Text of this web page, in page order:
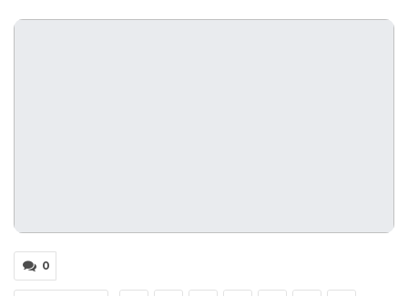
0